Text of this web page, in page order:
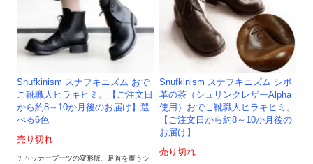
Snufkinism スナフキニズム おで
こ靴職人ヒラキヒミ。【ご注文日
から約8～10か月後のお届け】選
べる6色
売り切れ
チャッカーブーツの変形版、足首を覆うシ
Snufkinism スナフキニズム シボ
革の茶（シュリンクレザーAlpha
使用）おでこ靴職人ヒラキヒミ。
【ご注文日から約8～10か月後の
お届け】
売り切れ